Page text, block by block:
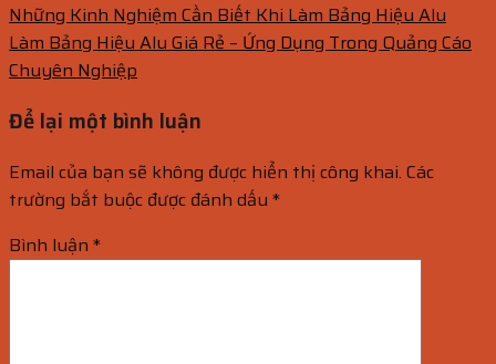
Những Kinh Nghiệm Cần Biết Khi Làm Bảng Hiệu Alu
Làm Bảng Hiệu Alu Giá Rẻ – Ứng Dụng Trong Quảng Cáo
Chuyên Nghiệp
Để lại một bình luận
Email của bạn sẽ không được hiển thị công khai. Các
trường bắt buộc được đánh dấu *
Bình luận *